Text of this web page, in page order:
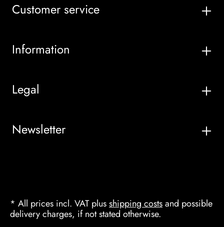
Customer service
Information
Legal
Newsletter
* All prices incl. VAT plusshipping costsand possible
delivery charges, if not stated otherwise.